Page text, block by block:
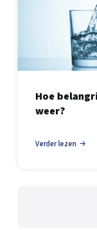
Hoe
weer?
Verder lezen